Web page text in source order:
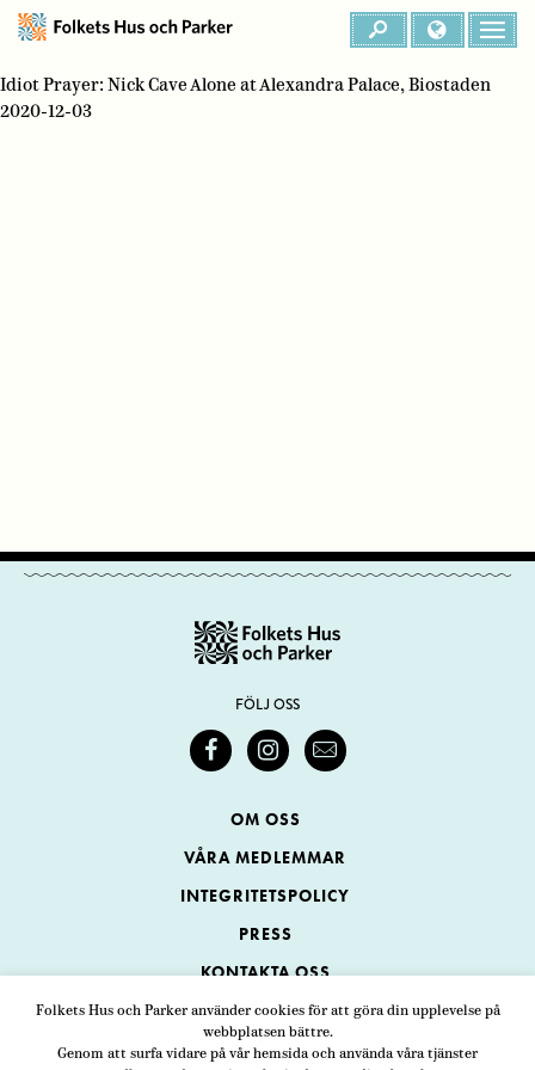
Folkets Hus och Parker använder cookies för att göra din upplevelse på
webbplatsen bättre.
Genom att surfa vidare på vår hemsida och använda våra tjänster
Idiot Prayer: Nick Cave Alone at Alexandra Palace, Biostaden
2020-12-03
FÖLJ OSS
OM OSS
VÅRA MEDLEMMAR
INTEGRITETSPOLICY
PRESS
KONTAKTA OSS
Folkets Hus och Parker